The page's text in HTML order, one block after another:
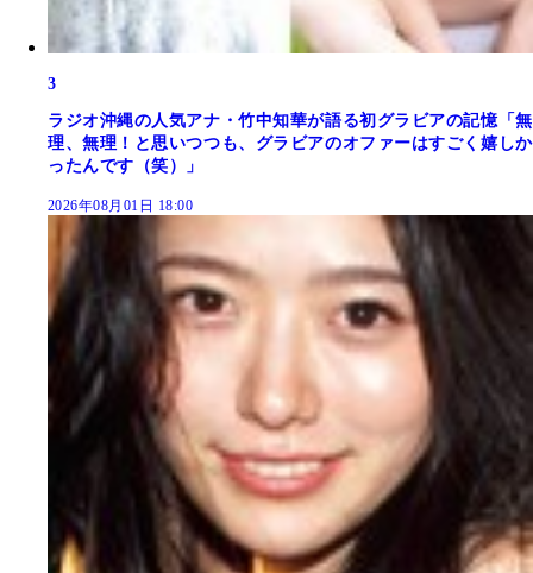
3
ラジオ沖縄の人気アナ・竹中知華が語る初グラビアの記憶「無
理、無理！と思いつつも、グラビアのオファーはすごく嬉しか
ったんです（笑）」
2026年08月01日 18:00